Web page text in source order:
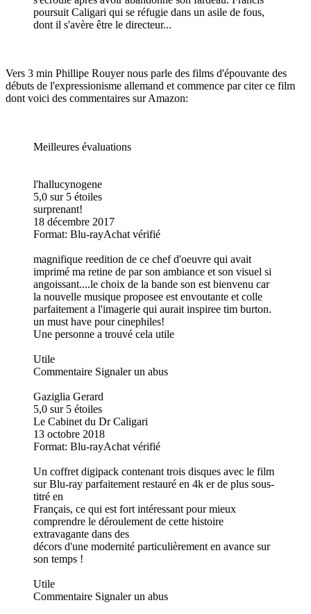
poursuit Caligari qui se réfugie dans un asile de fous,
dont il s'avère être le directeur...
Vers 3 min Phillipe Rouyer nous parle des films d'épouvante des
débuts de l'expressionisme allemand et commence par citer ce film
dont voici des commentaires sur Amazon:
Meilleures évaluations
l'hallucynogene
5,0 sur 5 étoiles
surprenant!
18 décembre 2017
Format: Blu-rayAchat vérifié
magnifique reedition de ce chef d'oeuvre qui avait
imprimé ma retine de par son ambiance et son visuel si
angoissant....le choix de la bande son est bienvenu car
la nouvelle musique proposee est envoutante et colle
parfaitement a l'imagerie qui aurait inspiree tim burton.
un must have pour cinephiles!
Une personne a trouvé cela utile
Utile
Commentaire Signaler un abus
Gaziglia Gerard
5,0 sur 5 étoiles
Le Cabinet du Dr Caligari
13 octobre 2018
Format: Blu-rayAchat vérifié
Un coffret digipack contenant trois disques avec le film
sur Blu-ray parfaitement restauré en 4k er de plus sous-
titré en
Français, ce qui est fort intéressant pour mieux
comprendre le déroulement de cette histoire
extravagante dans des
décors d'une modernité particulièrement en avance sur
son temps !
Utile
Commentaire Signaler un abus